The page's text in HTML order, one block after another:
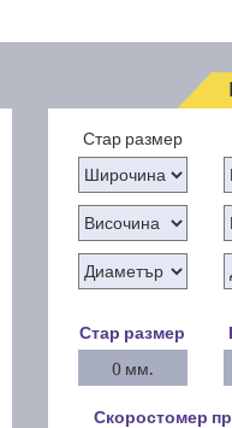
Стар размер
Стар размер
0 мм.
Скоростомер